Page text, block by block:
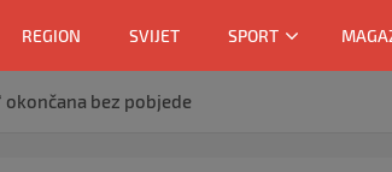
REGION SVIJET SPORT
okončana bez pobjede